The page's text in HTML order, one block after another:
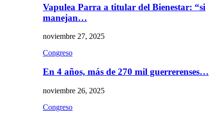
Vapulea Parra a titular del Bienestar: “si
manejan…
noviembre 27, 2025
Congreso
En 4 años, más de 270 mil guerrerenses…
noviembre 26, 2025
Congreso